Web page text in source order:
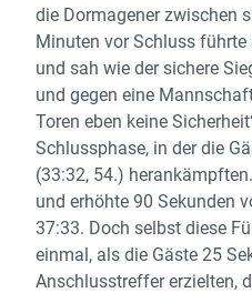
die Dormagener zwischen
Minuten vor Schluss führte
und sah wie der sichere
und gegen eine
Toren eben keine
Schlussphase, in der die
(33:32, 54.)
und erhöhte 90 Sekunden
37:33. Doch selbst diese
einmal, als die Gäste 25
Anschlusstreffer erzielten,